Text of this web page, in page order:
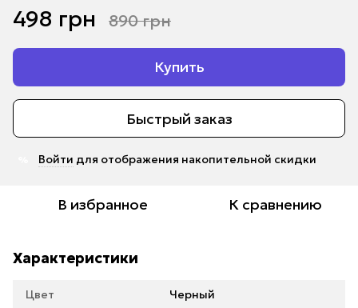
498 грн 890 грн
Купить
Быстрый заказ
Войти для отображения накопительной скидки
В избранное К сравнению
Характеристики
Цвет Черный